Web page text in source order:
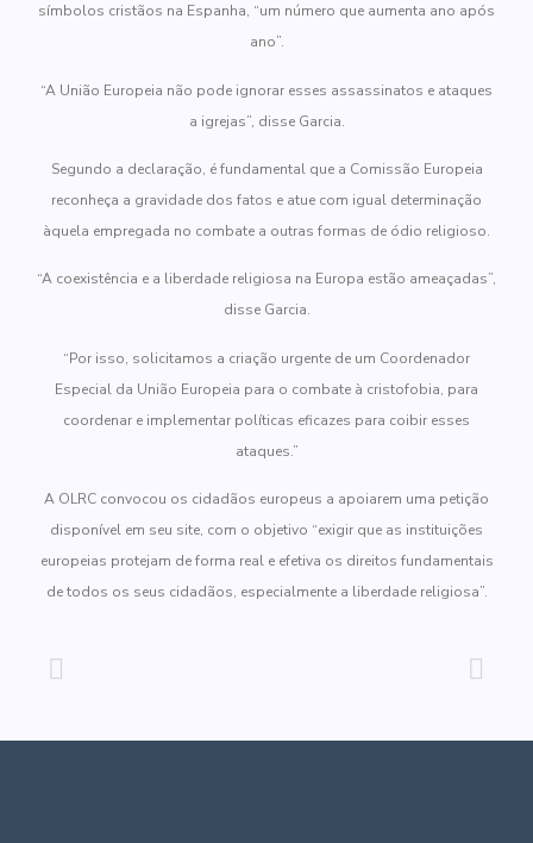
símbolos cristãos na Espanha, “um número que aumenta ano após
ano”.
“A União Europeia não pode ignorar esses assassinatos e ataques
a igrejas”, disse Garcia.
Segundo a declaração, é fundamental que a Comissão Europeia
reconheça a gravidade dos fatos e atue com igual determinação
àquela empregada no combate a outras formas de ódio religioso.
“A coexistência e a liberdade religiosa na Europa estão ameaçadas”,
disse Garcia.
“Por isso, solicitamos a criação urgente de um Coordenador
Especial da União Europeia para o combate à cristofobia, para
coordenar e implementar políticas eficazes para coibir esses
ataques.”
A OLRC convocou os cidadãos europeus a apoiarem uma petição
disponível em seu site, com o objetivo “exigir que as instituições
europeias protejam de forma real e efetiva os direitos fundamentais
de todos os seus cidadãos, especialmente a liberdade religiosa”.